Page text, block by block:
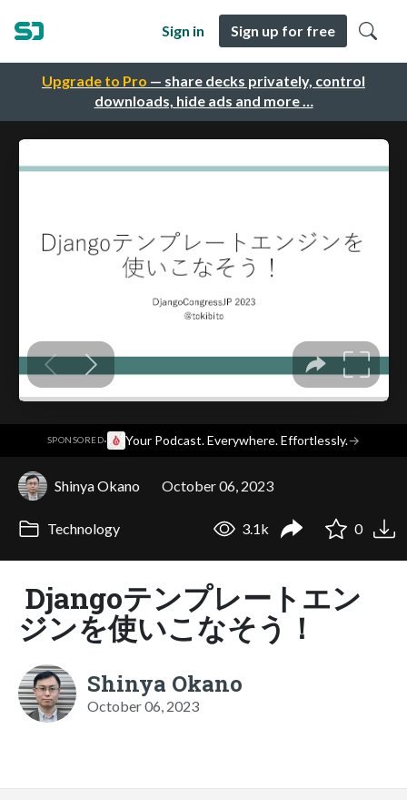
Upgrade to Pro — share decks privately, control
downloads, hide ads and more …
Sign in Sign up for free
SPONSORED· Your Podcast. Everywhere. Effortlessly.→
Shinya Okano October 06, 2023
Technology 3.1k 0
Djangoテンプレートエン
ジンを使いこなそう！
Shinya Okano
October 06, 2023